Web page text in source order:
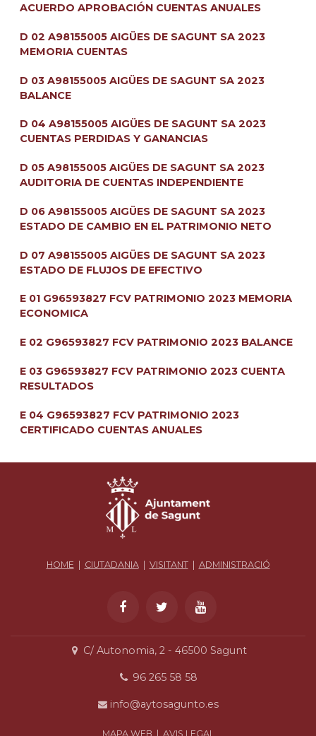
ACUERDO APROBACIÓN CUENTAS ANUALES
D 02 A98155005 AIGÜES DE SAGUNT SA 2023
MEMORIA CUENTAS
D 03 A98155005 AIGÜES DE SAGUNT SA 2023
BALANCE
D 04 A98155005 AIGÜES DE SAGUNT SA 2023
CUENTAS PERDIDAS Y GANANCIAS
D 05 A98155005 AIGÜES DE SAGUNT SA 2023
AUDITORIA DE CUENTAS INDEPENDIENTE
D 06 A98155005 AIGÜES DE SAGUNT SA 2023
ESTADO DE CAMBIO EN EL PATRIMONIO NETO
D 07 A98155005 AIGÜES DE SAGUNT SA 2023
ESTADO DE FLUJOS DE EFECTIVO
E 01 G96593827 FCV PATRIMONIO 2023 MEMORIA
ECONOMICA
E 02 G96593827 FCV PATRIMONIO 2023 BALANCE
E 03 G96593827 FCV PATRIMONIO 2023 CUENTA
RESULTADOS
E 04 G96593827 FCV PATRIMONIO 2023
CERTIFICADO CUENTAS ANUALES
HOME| CIUTADANIA| VISITANT| ADMINISTRACIÓ
C/ Autonomia, 2 - 46500 Sagunt
96 265 58 58
info@aytosagunto.es
MAPA WEB AVIS LEGAL